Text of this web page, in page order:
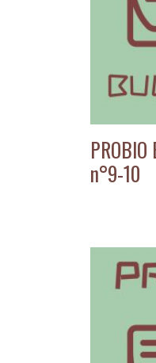
n°9-10